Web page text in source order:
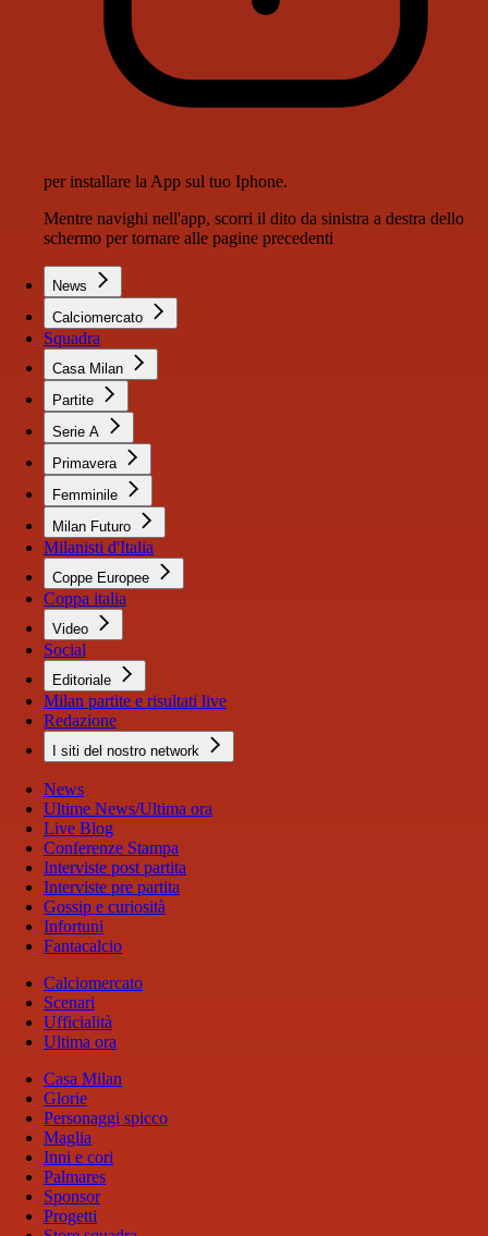
per installare la App sul tuo Iphone.
Mentre navighi nell'app, scorri il dito da sinistra a destra dello
schermo per tornare alle pagine precedenti
News
Calciomercato
Squadra
Casa Milan
Partite
Serie A
Primavera
Femminile
Milan Futuro
Milanisti d'Italia
Coppe Europee
Coppa italia
Video
Social
Editoriale
Milan partite e risultati live
Redazione
I siti del nostro network
News
Ultime News/Ultima ora
Live Blog
Conferenze Stampa
Interviste post partita
Interviste pre partita
Gossip e curiosità
Infortuni
Fantacalcio
Calciomercato
Scenari
Ufficialità
Ultima ora
Casa Milan
Glorie
Personaggi spicco
Maglia
Inni e cori
Palmares
Sponsor
Progetti